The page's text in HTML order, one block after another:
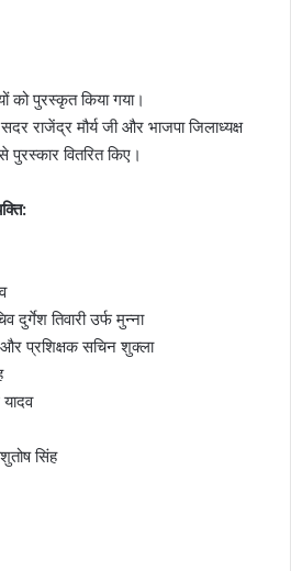
को पुरस्कृत किया गया।
राजेंद्र मौर्य जी और भाजपा जिलाध्यक्ष
वितरित किए।
तिवारी उर्फ मुन्ना
और प्रशिक्षक सचिन शुक्ला
सिंह